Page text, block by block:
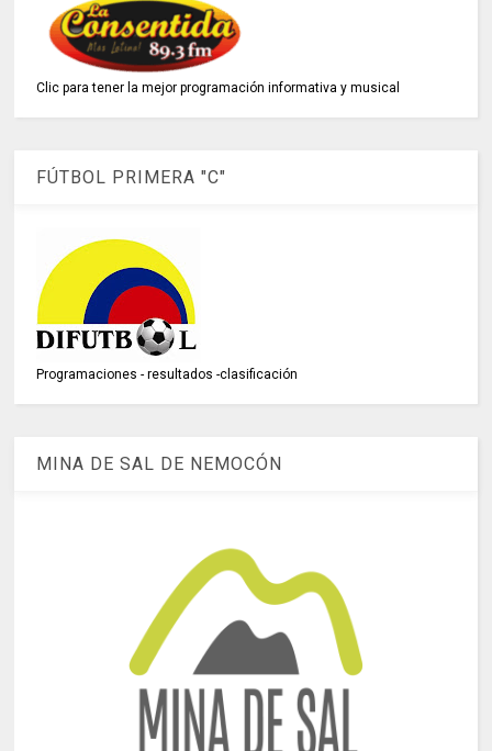
Clic para tener la mejor programación informativa y musical
FÚTBOL PRIMERA "C"
Programaciones - resultados -clasificación
MINA DE SAL DE NEMOCÓN